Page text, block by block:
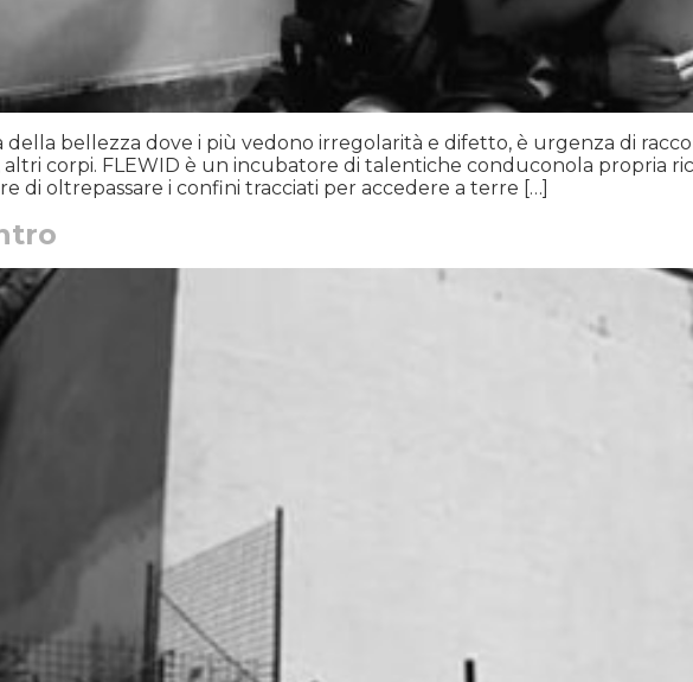
della bellezza dove i più vedono irregolarità e difetto, è urgenza di
corpi. FLEWID è un incubatore di talentiche conduconola propria
di oltrepassare i confini tracciati per accedere a terre […]